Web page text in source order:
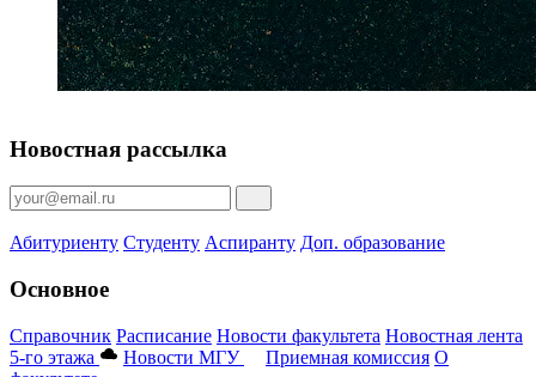
Новостная рассылка
Абитуриенту Студенту Аспиранту Доп. образование
Основное
Справочник Расписание Новости факультета Новостная лента
5-го этажа
Новости МГУ Приемная комиссия О